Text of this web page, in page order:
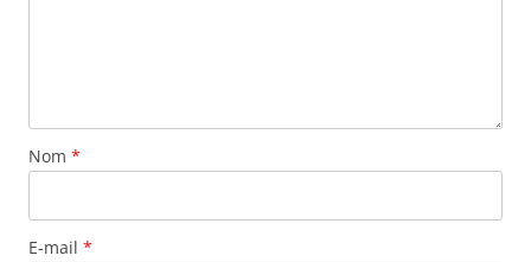
Nom *
E-mail *